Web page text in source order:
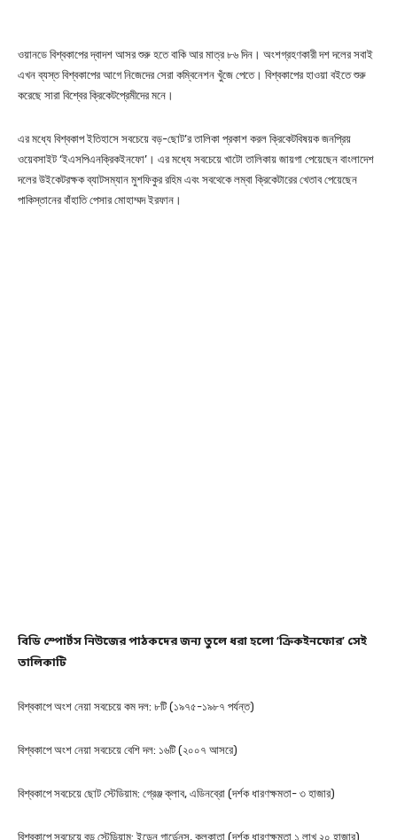
ওয়ানডে বিশ্বকাপের দ্বাদশ আসর শুরু হতে বাকি আর মাত্র ৮৬ দিন। অংশগ্রহণকারী দশ দলের সবাই
এখন ব্যস্ত বিশ্বকাপের আগে নিজেদের সেরা কম্বিনেশন খুঁজে পেতে। বিশ্বকাপের হাওয়া বইতে শুরু
করেছে সারা বিশ্বের ক্রিকেটপ্রেমীদের মনে।
এর মধ্যে বিশ্বকাপ ইতিহাসে সবচেয়ে বড়-ছোট’র তালিকা প্রকাশ করল ক্রিকেটবিষয়ক জনপ্রিয়
ওয়েবসাইট ‘ইএসপিএনক্রিকইনফো’। এর মধ্যে সবচেয়ে খাটো তালিকায় জায়গা পেয়েছেন বাংলাদেশ
দলের উইকেটরক্ষক ব্যাটসম্যান মুশফিকুর রহিম এবং সবথেকে লম্বা ক্রিকেটারের খেতাব পেয়েছেন
পাকিস্তানের বাঁহাতি পেসার মোহাম্মদ ইরফান।
বিডি স্পোর্টস নিউজের পাঠকদের জন্য তুলে ধরা হলো ‘ক্রিকইনফোর’ সেই
তালিকাটি
বিশ্বকাপে অংশ নেয়া সবচেয়ে কম দল: ৮টি (১৯৭৫-১৯৮৭ পর্যন্ত)
বিশ্বকাপে অংশ নেয়া সবচেয়ে বেশি দল: ১৬টি (২০০৭ আসরে)
বিশ্বকাপে সবচেয়ে ছোট স্টেডিয়াম: গ্রেঞ্জ ক্লাব, এডিনব্রো (দর্শক ধারণক্ষমতা- ৩ হাজার)
বিশ্বকাপে সবচেয়ে বড় স্টেডিয়াম: ইডেন গার্ডেনস, কলকাতা (দর্শক ধারণক্ষমতা ১ লাখ ২০ হাজার)